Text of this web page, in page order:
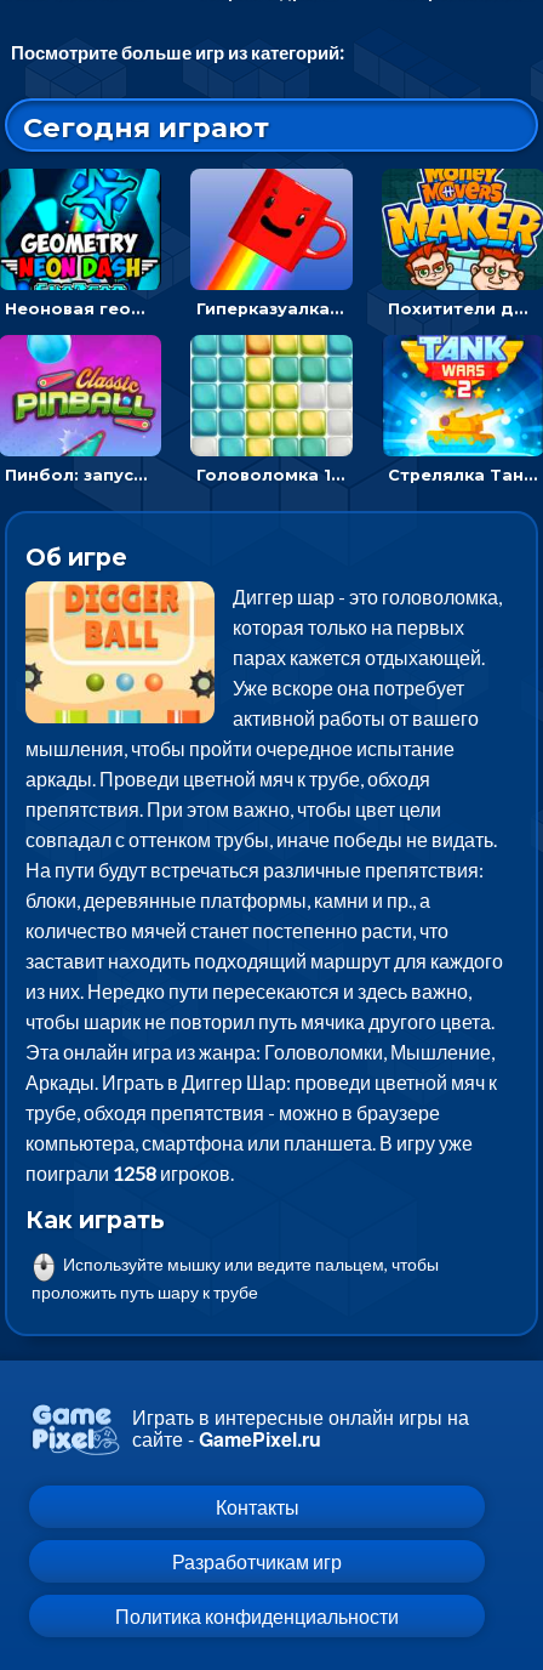
Посмотрите больше игр из категорий:
Сегодня играют
Неоновая геометрия: прыгай через препятствия и собирай шары Гиперказуалка Летающая чашка кофе: двигаться и собирать кубики сахара Похитители денег: управляйте друзьями и соберите все мешки с долларами
Пинбол: запускать шарик, чтобы выбивать очки Головоломка 10х10 Стрелялка Танковые войны: бить по танку врага, чтобы уничтожить зло
Об игре
Диггер шар - это головоломка,
которая только на первых
парах кажется отдыхающей.
Уже вскоре она потребует
активной работы от вашего
мышления, чтобы пройти очередное испытание
аркады. Проведи цветной мяч к трубе, обходя
препятствия. При этом важно, чтобы цвет цели
совпадал с оттенком трубы, иначе победы не видать.
На пути будут встречаться различные препятствия:
блоки, деревянные платформы, камни и пр., а
количество мячей станет постепенно расти, что
заставит находить подходящий маршрут для каждого
из них. Нередко пути пересекаются и здесь важно,
чтобы шарик не повторил путь мячика другого цвета.
Эта онлайн игра из жанра: Головоломки, Мышление,
Аркады. Играть в Диггер Шар: проведи цветной мяч к
трубе, обходя препятствия - можно в браузере
компьютера, смартфона или планшета. В игру уже
поиграли 1258 игроков.
Как играть
Используйте мышку или ведите пальцем, чтобы
проложить путь шару к трубе
Играть в интересные онлайн игры на
сайте -GamePixel.ru
Контакты
Разработчикам игр
Политика конфиденциальности